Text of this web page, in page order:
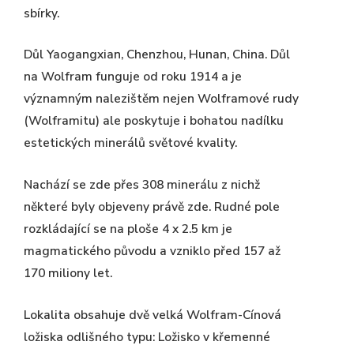
sbírky.
Důl Yaogangxian, Chenzhou, Hunan, China. Důl
na Wolfram funguje od roku 1914 a je
významným nalezištěm nejen Wolframové rudy
(Wolframitu) ale poskytuje i bohatou nadílku
estetických minerálů světové kvality.
Nachází se zde přes 308 minerálu z nichž
některé byly objeveny právě zde. Rudné pole
rozkládající se na ploše 4 x 2.5 km je
magmatického původu a vzniklo před 157 až
170 miliony let.
Lokalita obsahuje dvě velká Wolfram-Cínová
ložiska odlišného typu: Ložisko v křemenné